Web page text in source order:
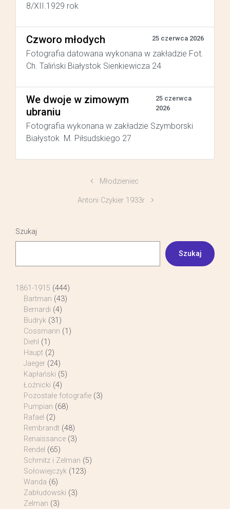
8/XII.1929 rok
Czworo młodych 25 czerwca 2026
Fotografia datowana wykonana w zakładzie Fot.
Ch. Taliński Białystok Sienkiewicza 24
We dwoje w zimowym
ubraniu
25 czerwca
2026
Fotografia wykonana w zakładzie Szymborski
Białystok M. Piłsudskiego 27
Młodzieniec
Antoni Czykier 1933r
Szukaj
Szukaj
1861-1915 (444)
Bartman (43)
Bernardi (4)
Budryk (31)
Cossmann (1)
Diehl (1)
Haupt (2)
Jaeger (24)
Kapłański (5)
Łoźnicki (4)
Pozostałe fotografie (3)
Pumpian (68)
Rafael (2)
Rembrandt (48)
Renaissance (3)
Rendel (65)
Schmitz i Zelman (5)
Sołowiejczyk (123)
Wanda (6)
Zabłudowski (3)
Zelman (3)